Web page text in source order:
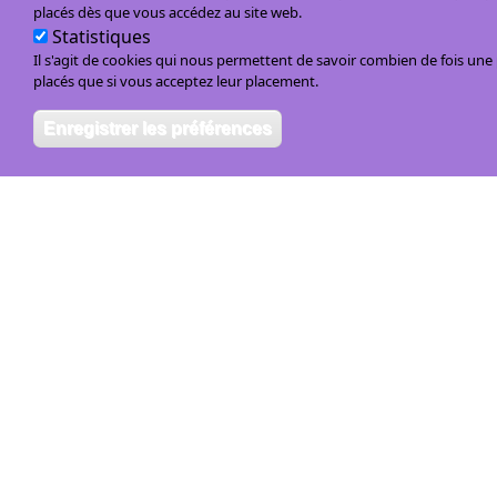
placés dès que vous accédez au site web.
Statistiques
Il s'agit de cookies qui nous permettent de savoir combien de fois
placés que si vous acceptez leur placement.
Enregistrer les préférences